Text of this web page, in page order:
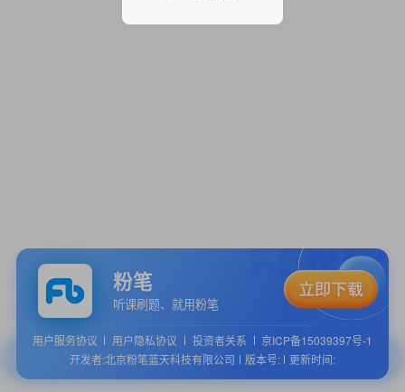
粉笔
听课刷题、就用粉笔
用户服务协议 用户隐私协议 投资者关系
京ICP备15039397号-1
开发者:北京粉笔蓝天科技有限公司
版本号: 更新时间: